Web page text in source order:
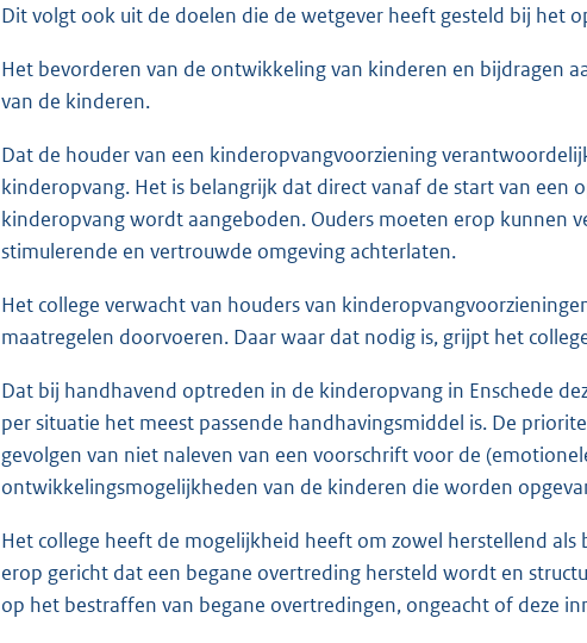
Dit volgt ook uit de doelen die de wetgever heeft gesteld bij het
Het bevorderen van de ontwikkeling van kinderen en bijdragen
van de kinderen.
Dat de houder van een kinderopvangvoorziening
kinderopvang. Het is belangrijk dat direct vanaf de start van
kinderopvang wordt aangeboden. Ouders moeten erop kunnen
stimulerende en vertrouwde omgeving achterlaten.
Het college verwacht van houders van
maatregelen doorvoeren. Daar waar dat nodig is, grijpt het
Dat bij handhavend optreden in de kinderopvang in Enschede
per situatie het meest passende handhavingsmiddel is. De
gevolgen van niet naleven van een voorschrift voor de
ontwikkelingsmogelijkheden van de kinderen die worden
Het college heeft de mogelijkheid heeft om zowel herstellend
erop gericht dat een begane overtreding hersteld wordt en
op het bestraffen van begane overtredingen, ongeacht of deze